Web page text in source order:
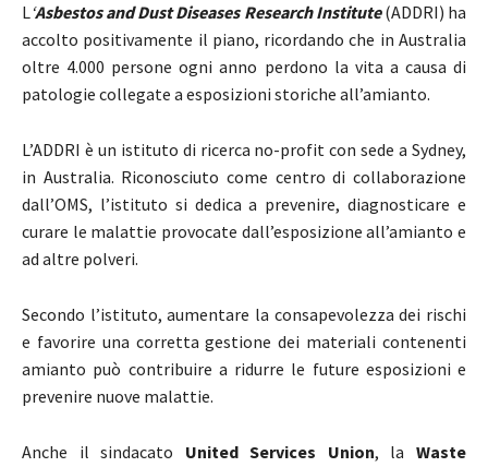
L‘Asbestos and Dust Diseases Research Institute (ADDRI) ha
accolto positivamente il piano, ricordando che in Australia
oltre 4.000 persone ogni anno perdono la vita a causa di
patologie collegate a esposizioni storiche all’amianto.
L’ADDRI è un istituto di ricerca no-profit con sede a Sydney,
in Australia. Riconosciuto come centro di collaborazione
dall’OMS, l’istituto si dedica a prevenire, diagnosticare e
curare le malattie provocate dall’esposizione all’amianto e
ad altre polveri.
Secondo l’istituto, aumentare la consapevolezza dei rischi
e favorire una corretta gestione dei materiali contenenti
amianto può contribuire a ridurre le future esposizioni e
prevenire nuove malattie.
Anche il sindacato United Services Union, laWaste